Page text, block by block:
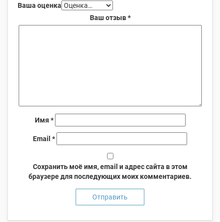
Ваша оценка
Ваш отзыв*
Имя *
Email *
Сохранить моё имя, email и адрес сайта в этом
браузере для последующих моих комментариев.